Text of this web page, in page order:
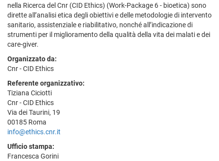
nella Ricerca del Cnr (CID Ethics) (Work-Package 6 - bioetica) sono
dirette all’analisi etica degli obiettivi e delle metodologie di intervento
sanitario, assistenziale e riabilitativo, nonché all’indicazione di
strumenti per il miglioramento della qualità della vita dei malati e dei
care-giver.
Organizzato da:
Cnr - CID Ethics
Referente organizzativo:
Tiziana Ciciotti
Cnr - CID Ethics
Via dei Taurini, 19
00185 Roma
info@ethics.cnr.it
Ufficio stampa:
Francesca Gorini